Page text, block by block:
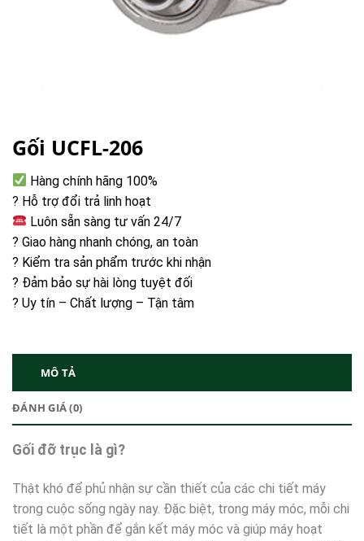
Gối UCFL-206
Hàng chính hãng 100%
? Hỗ trợ đổi trả linh hoạt
Luôn sẵn sàng tư vấn 24/7
? Giao hàng nhanh chóng, an toàn
? Kiểm tra sản phẩm trước khi nhận
? Đảm bảo sự hài lòng tuyệt đối
? Uy tín – Chất lượng – Tận tâm
MÔ TẢ
ĐÁNH GIÁ (0)
Gối đỡ trục là gì?
Thật khó để phủ nhận sự cần thiết của các chi tiết máy
trong cuộc sống ngày nay. Đặc biệt, trong máy móc, mỗi chi
tiết là một phần để gắn kết máy móc và giúp máy hoạt